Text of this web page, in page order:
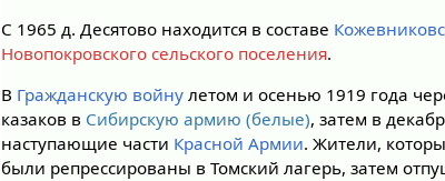
С 1965 д. Десятово находится в составе
Новопокровского сельского поселения.
В Гражданскую войну летом и осенью 1919 года
казаков в Сибирскую армию (белые), затем в
наступающие части Красной Армии. Жители,
были репрессированы в Томский лагерь, затем